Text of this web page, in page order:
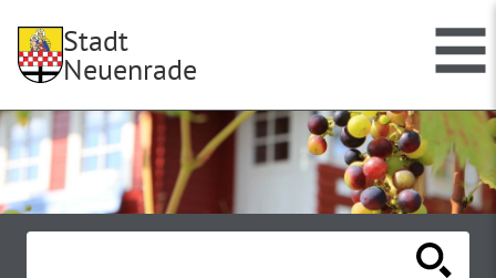
Stadt
Neuenrade